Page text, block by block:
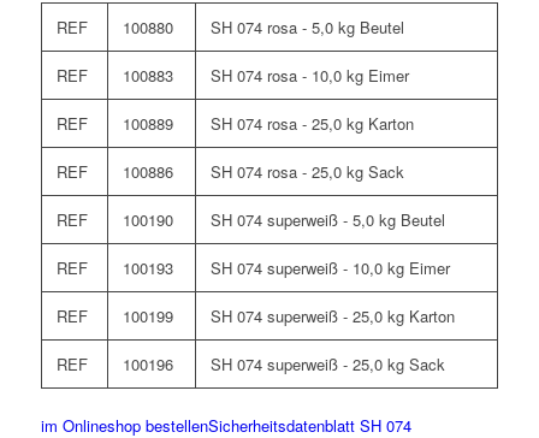
REF 100880 SH 074 rosa - 5,0 kg Beutel
REF 100883 SH 074 rosa - 10,0 kg Eimer
REF 100889 SH 074 rosa - 25,0 kg Karton
REF 100886 SH 074 rosa - 25,0 kg Sack
REF 100190 SH 074 superweiß - 5,0 kg Beutel
REF 100193 SH 074 superweiß - 10,0 kg Eimer
REF 100199 SH 074 superweiß - 25,0 kg Karton
REF 100196 SH 074 superweiß - 25,0 kg Sack
im Onlineshop bestellenSicherheitsdatenblatt SH 074